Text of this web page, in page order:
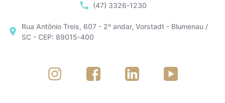
(47) 3326-1230
Rua Antônio Treis, 607 - 2º andar, Vorstadt - Blumenau /
SC - CEP: 89015-400